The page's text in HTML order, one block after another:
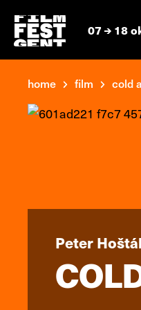
07 18
home film cold
Peter